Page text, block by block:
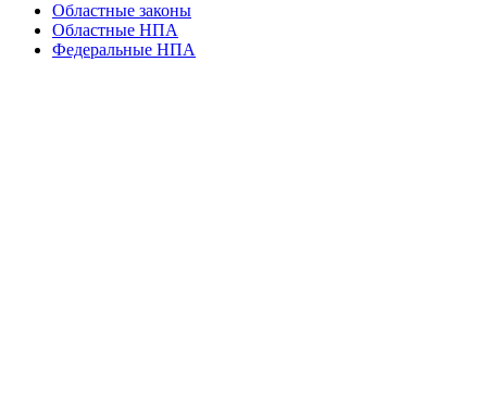
Областные законы
Областные НПА
Федеральные НПА